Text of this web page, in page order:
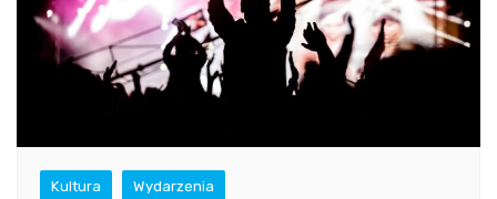
Kultura Wydarzenia